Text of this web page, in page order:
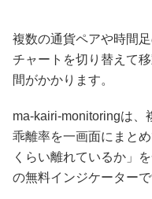
複数の通貨ペアや時間
チャートを切り替えて
間がかかります。
ma-kairi-monitoringは、
乖離率を一画面にまと
くらい離れているか」
の無料インジケーターで